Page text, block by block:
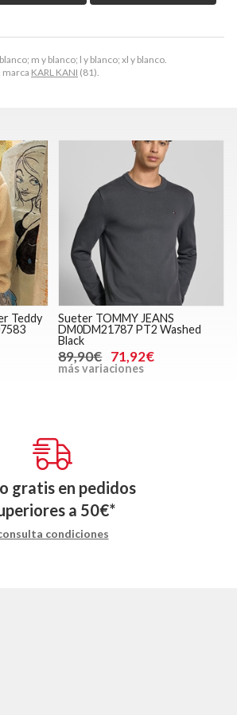
m y blanco; l y blanco; xl y blanco.
marca KARL KANI (81).
Teddy
Sueter TOMMY JEANS
DM0DM21787 PT2 Washed
Black
89,90€ 71,92€
más variaciones
gratis en pedidos
a 50€*
condiciones